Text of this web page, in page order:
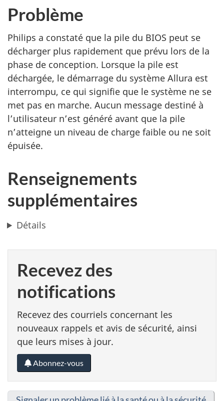
Problème
Philips a constaté que la pile du BIOS peut se
décharger plus rapidement que prévu lors de la
phase de conception. Lorsque la pile est
déchargée, le démarrage du système Allura est
interrompu, ce qui signifie que le système ne se
met pas en marche. Aucun message destiné à
l’utilisateur n’est généré avant que la pile
n’atteigne un niveau de charge faible ou ne soit
épuisée.
Renseignements
supplémentaires
Détails
Recevez des
notifications
Recevez des courriels concernant les
nouveaux rappels et avis de sécurité, ainsi
que leurs mises à jour.
Abonnez-vous